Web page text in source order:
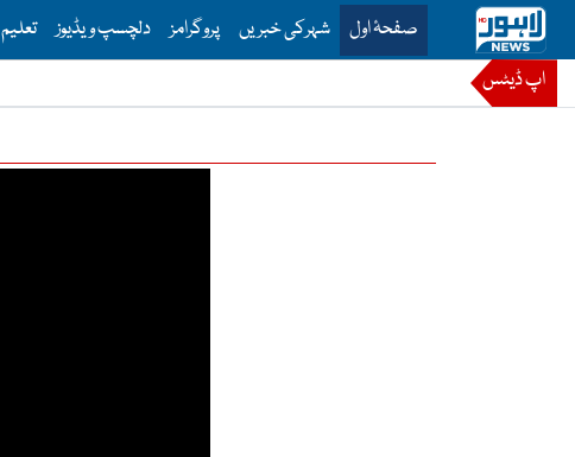
صفحۂ اولThis is the main menu for Lahore News
شہرکی خبریں پروگرامز دلچسپ ویڈیوز تعلیم
اپ ڈیٹس